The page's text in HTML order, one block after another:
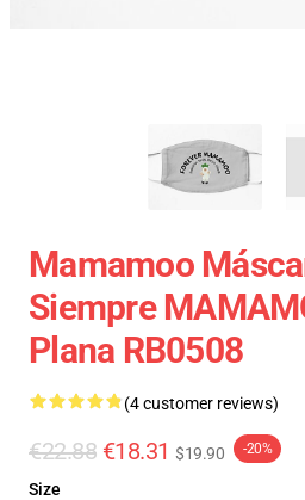
Mamamoo
Siempre
Plana RB0508
(4 customer reviews)
€22.88 €18.31 $19.90 -20%
Size